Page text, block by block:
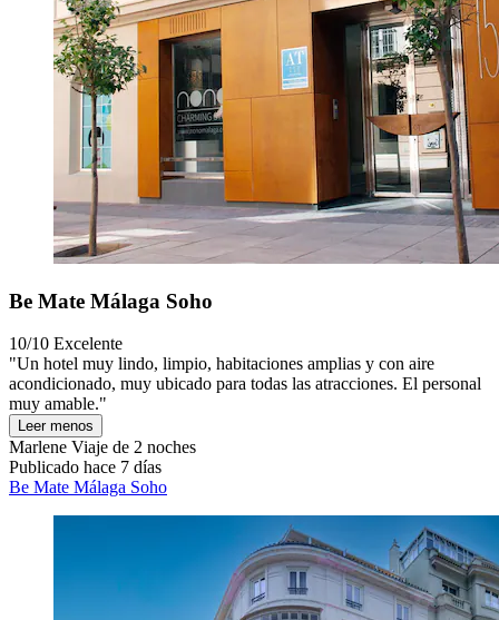
Be Mate Málaga Soho
10/10 Excelente
"Un hotel muy lindo, limpio, habitaciones amplias y con aire
acondicionado, muy ubicado para todas las atracciones. El personal
muy amable."
Leer menos
Marlene Viaje de 2 noches
Publicado hace 7 días
Be Mate Málaga Soho